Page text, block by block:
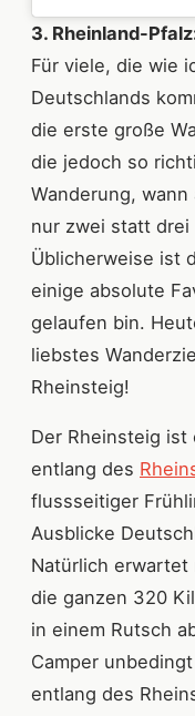
3. Rheinland-
Für viele, die wie
Deutschlands
die erste große
die jedoch so
Wanderung,
nur zwei statt drei
Üblicherweise ist
einige absolute
gelaufen bin.
liebstes
Rheinsteig!
Der Rheinsteig ist
entlang des
flussseitiger
Ausblicke
Natürlich erwartet
die ganzen 320
in einem Rutsch
Camper
entlang des